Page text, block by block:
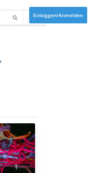
Einloggen/Anmelden